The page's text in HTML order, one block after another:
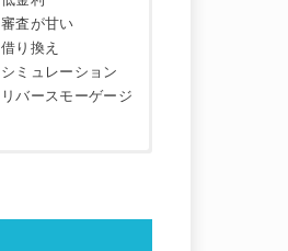
審査が甘い
借り換え
シミュレーション
リバースモーゲージ